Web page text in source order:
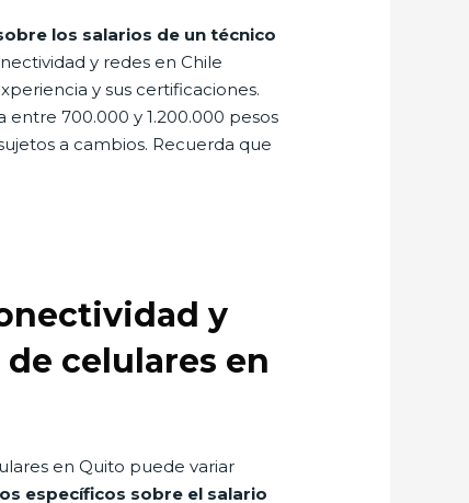
los salarios de un técnico
y redes en Chile
y sus certificaciones.
700.000 y 1.200.000 pesos
a cambios. Recuerda que
y
celulares en
en Quito puede variar
específicos sobre el salario